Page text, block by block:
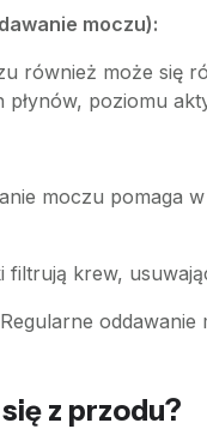
moczu):
również może się
poziomu
moczu pomaga
filtrują krew,
Regularne
z przodu?